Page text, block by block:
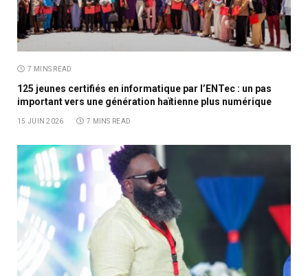
7 MINS READ
125 jeunes certifiés en informatique par l’ENTec : un pas
important vers une génération haïtienne plus numérique
15 JUIN 2026 7 MINS READ